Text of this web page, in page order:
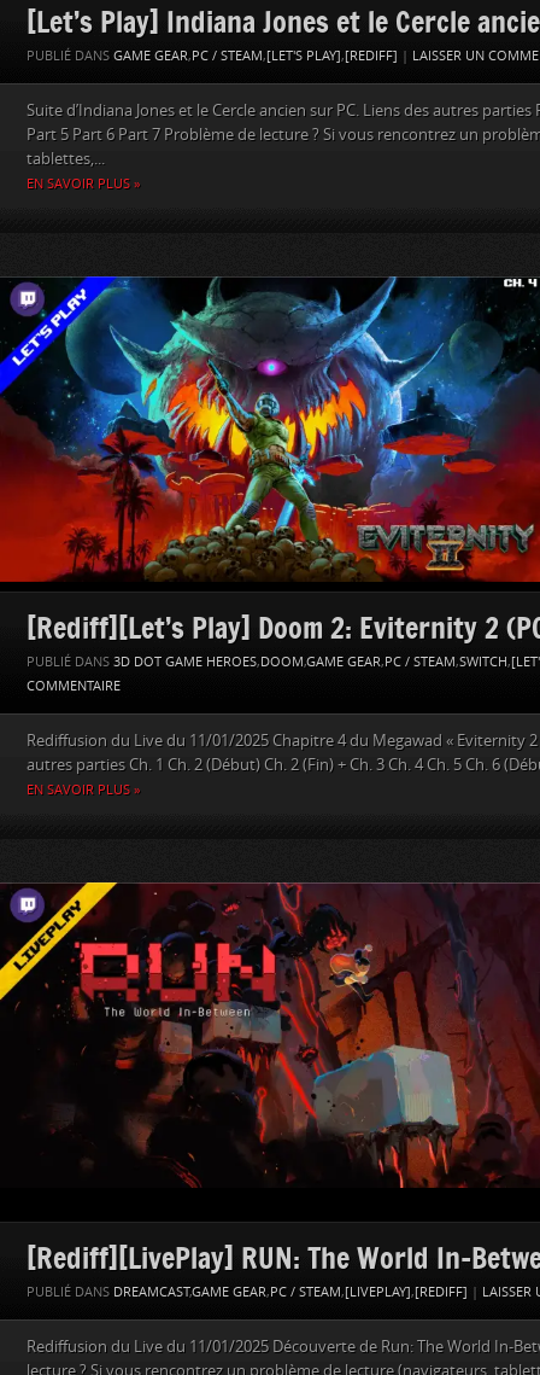
[Let’s Play] Indiana Jones et le Cercle
PUBLIÉ DANS GAME GEAR, PC / STEAM,[LET'S PLAY],[REDIFF] LAISSER UN
Suite d’Indiana Jones et le Cercle ancien sur PC. Liens des autres
Part 5 Part 6 Part 7 Problème de lecture ? Si vous rencontrez un
tablettes,...
EN SAVOIR PLUS »
[Rediff][Let’s Play] Doom 2: Eviternity 2
PUBLIÉ DANS 3D DOT GAME HEROES, DOOM,GAME GEAR, PC / STEAM,SWITCH,
COMMENTAIRE
Rediffusion du Live du 11/01/2025 Chapitre 4 du Megawad « Eviternity
autres parties Ch. 1 Ch. 2 (Début) Ch. 2 (Fin) + Ch. 3 Ch. 4 Ch. 5 Ch. 6
EN SAVOIR PLUS »
[Rediff][LivePlay] RUN: The World In-
PUBLIÉ DANS DREAMCAST,GAME GEAR, PC / STEAM,[LIVEPLAY],[REDIFF] LAISSER
Rediffusion du Live du 11/01/2025 Découverte de Run: The World In-
lecture ? Si vous rencontrez un problème de lecture (navigateurs,